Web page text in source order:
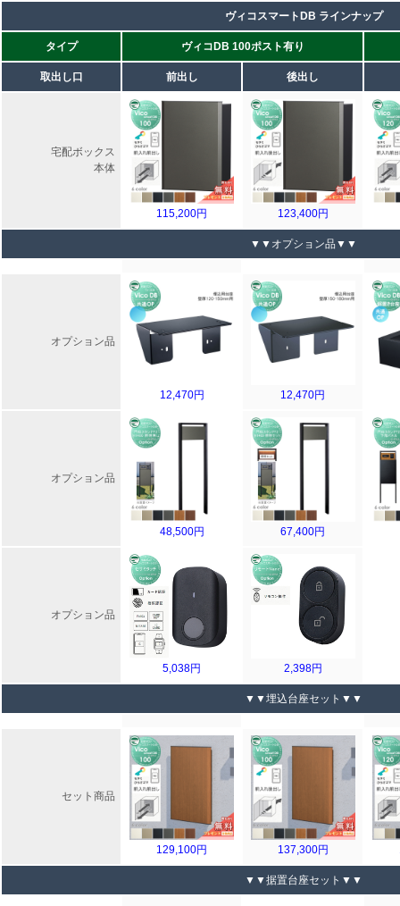
ヴィコスマートDB ラインナップ
タイプ ヴィコDB 100ポスト有り
取出し口 前出し 後出し
宅配ボックス
本体
115,200円 123,400円
▼▼オプション品▼▼
オプション品
12,470円 12,470円
オプション品
48,500円 67,400円
オプション品
5,038円 2,398円
▼▼埋込台座セット▼▼
セット商品
129,100円 137,300円
▼▼据置台座セット▼▼